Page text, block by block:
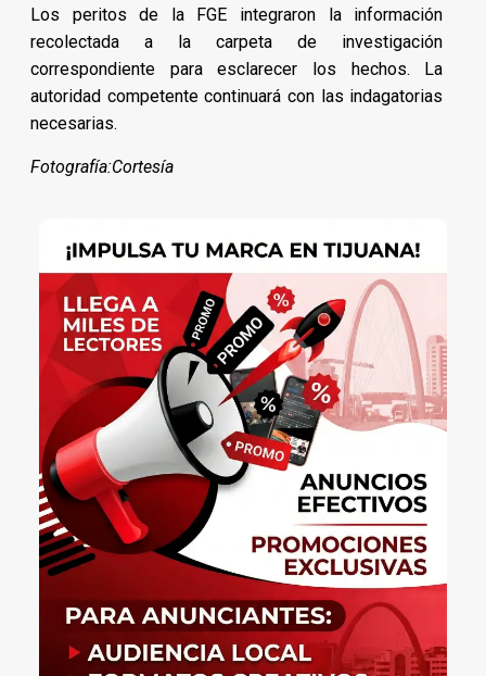
Los peritos de la FGE integraron la información
recolectada a la carpeta de investigación
correspondiente para esclarecer los hechos. La
autoridad competente continuará con las indagatorias
necesarias.
Fotografía:Cortesía